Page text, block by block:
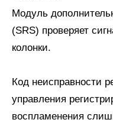
Модуль
(SRS) проверяет
колонки.
Код неисправности
управления
воспламенения